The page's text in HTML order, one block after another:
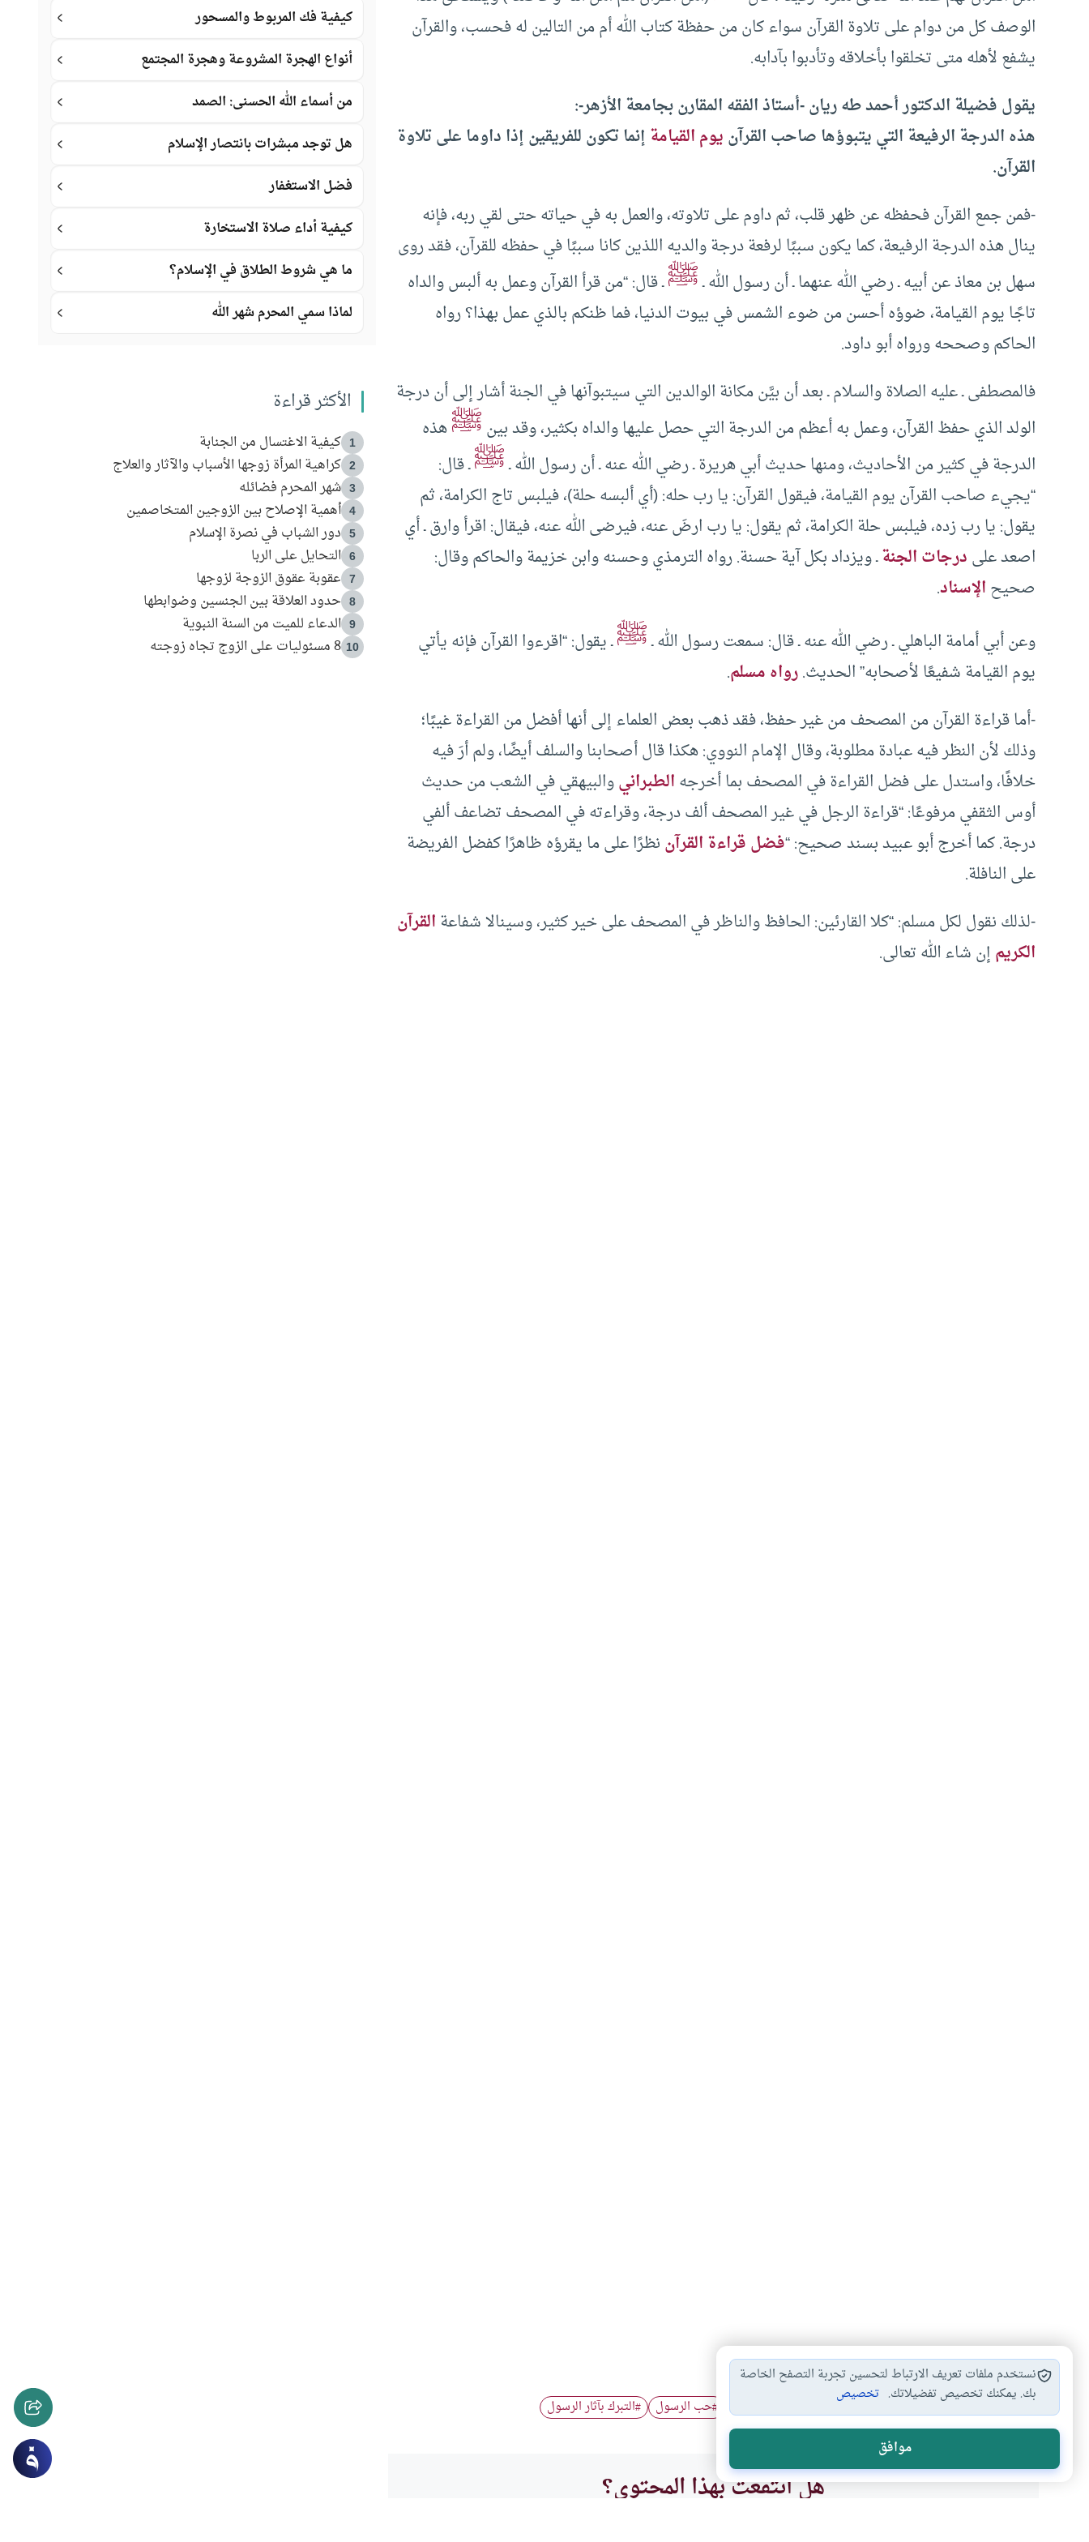
الوصف كل من دوام على تلاوة القرآن سواء كان من حفظة كتاب الله أم من التالين له فحسب، والقرآن
يشفع لأهله متى تخلقوا بأخلاقه وتأدبوا بآدابه.
يقول فضيلة الدكتور أحمد طه ريان -أستاذ الفقه المقارن بجامعة الأزهر-:
هذه الدرجة الرفيعة التي يتبوؤها صاحب القرآنيوم القيامةإنما تكون للفريقين إذا داوما على تلاوة
القرآن.
-فمن جمع القرآن فحفظه عن ظهر قلب، ثم داوم على تلاوته، والعمل به في حياته حتى لقي ربه، فإنه
ينال هذه الدرجة الرفيعة، كما يكون سببًا لرفعة درجة والديه اللذين كانا سببًا في حفظه للقرآن، فقد روى
سهل بن معاذ عن أبيه ـ رضي الله عنهما ـ أن رسول الله ـﷺـ قال: “من قرأ القرآن وعمل به ألبس والداه
تاجًا يوم القيامة، ضوؤه أحسن من ضوء الشمس في بيوت الدنيا، فما ظنكم بالذي عمل بهذا؟ رواه
الحاكم وصححه ورواه أبو داود.
فالمصطفى ـ عليه الصلاة والسلام ـ بعد أن بيَّن مكانة الوالدين التي سيتبوآنها في الجنة أشار إلى أن درجة
الولد الذي حفظ القرآن، وعمل به أعظم من الدرجة التي حصل عليها والداه بكثير، وقد بينﷺهذه
الدرجة في كثير من الأحاديث، ومنها حديث أبي هريرة ـ رضي الله عنه ـ أن رسول الله ـﷺـ قال:
“يجيء صاحب القرآن يوم القيامة، فيقول القرآن: يا رب حله: (أي ألبسه حلة)، فيلبس تاج الكرامة، ثم
يقول: يا رب زده، فيلبس حلة الكرامة، ثم يقول: يا رب ارضَ عنه، فيرضى الله عنه، فيقال: اقرأ وارق ـ أي
اصعد علىدرجات الجنةـ ويزداد بكل آية حسنة. رواه الترمذي وحسنه وابن خزيمة والحاكم وقال:
صحيحالإسناد.
وعن أبي أمامة الباهلي ـ رضي الله عنه ـ قال: سمعت رسول الله ـﷺـ يقول: “اقرءوا القرآن فإنه يأتي
يوم القيامة شفيعًا لأصحابه” الحديث.رواه مسلم.
-أما قراءة القرآن من المصحف من غير حفظ، فقد ذهب بعض العلماء إلى أنها أفضل من القراءة غيبًا؛
وذلك لأن النظر فيه عبادة مطلوبة، وقال الإمام النووي: هكذا قال أصحابنا والسلف أيضًا، ولم أرَ فيه
خلافًا، واستدل على فضل القراءة في المصحف بما أخرجهالطبرانيوالبيهقي في الشعب من حديث
أوس الثقفي مرفوعًا: “قراءة الرجل في غير المصحف ألف درجة، وقراءته في المصحف تضاعف ألفي
درجة. كما أخرج أبو عبيد بسند صحيح: “فضل قراءة القرآننظرًا على ما يقرؤه ظاهرًا كفضل الفريضة
على النافلة.
-لذلك نقول لكل مسلم: “كلا القارئين: الحافظ والناظر في المصحف على خير كثير، وسينالا شفاعةالقرآن
الكريمإن شاء الله تعالى.
مع الرسول صلى… الشفاعة وأنواعها #حب الرسول #التبرك بآثار الرسول
هل انتفعت بهذا المحتوى؟
كيفية فك المربوط والمسحور
أنواع الهجرة المشروعة وهجرة المجتمع
من أسماء الله الحسنى: الصمد
هل توجد مبشرات بانتصار الإسلام
فضل الاستغفار
كيفية أداء صلاة الاستخارة
ما هي شروط الطلاق في الإسلام؟
لماذا سمي المحرم شهر الله
الأكثر قراءة
1 كيفية الاغتسال من الجنابة
2 كراهية المرأة زوجها الأسباب والآثار والعلاج
3 شهر المحرم فضائله
4 أهمية الإصلاح بين الزوجين المتخاصمين
5 دور الشباب في نصرة الإسلام
6 التحايل على الربا
7 عقوبة عقوق الزوجة لزوجها
8 حدود العلاقة بين الجنسين وضوابطها
9 الدعاء للميت من السنة النبوية
10 8 مسئوليات على الزوج تجاه زوجته
نستخدم ملفات تعريف الارتباط لتحسين تجربة التصفح الخاصة
بك. يمكنك تخصيص تفضيلاتك. تخصيص
موافق